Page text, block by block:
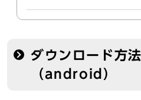
ダウンロード方
（android）